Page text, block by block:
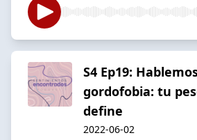
S4 Ep19:
gordofobia: tu
define
2022-06-02